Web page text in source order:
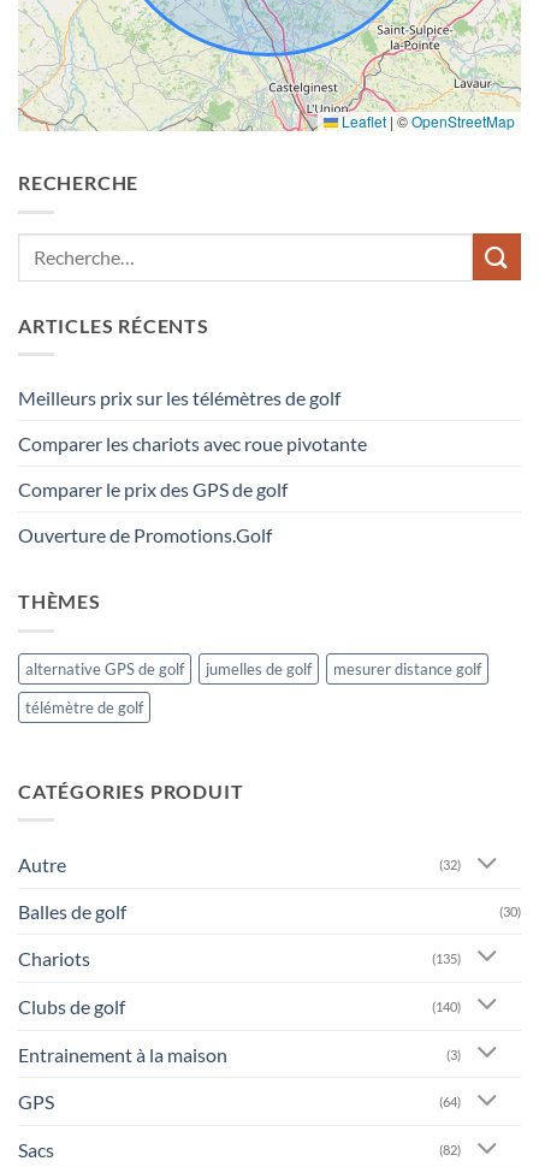
Leaflet |©OpenStreetMap
RECHERCHE
ARTICLES RÉCENTS
Meilleurs prix sur les télémètres de golf
Comparer les chariots avec roue pivotante
Comparer le prix des GPS de golf
Ouverture de Promotions.Golf
THÈMES
alternative GPS de golf jumelles de golf
mesurer distance golf
télémètre de golf
CATÉGORIES PRODUIT
Autre (32)
Balles de golf (30)
Chariots (135)
Clubs de golf (140)
Entrainement à la maison (3)
GPS (64)
Sacs (82)